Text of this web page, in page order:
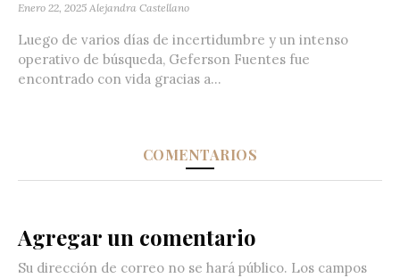
Enero 22, 2025 Alejandra Castellano
Luego de varios días de incertidumbre y un intenso
operativo de búsqueda, Geferson Fuentes fue
encontrado con vida gracias a...
COMENTARIOS
Agregar un comentario
Su dirección de correo no se hará público. Los campos